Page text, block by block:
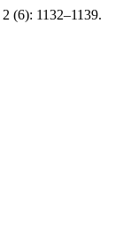
2 (6): 1132–1139.